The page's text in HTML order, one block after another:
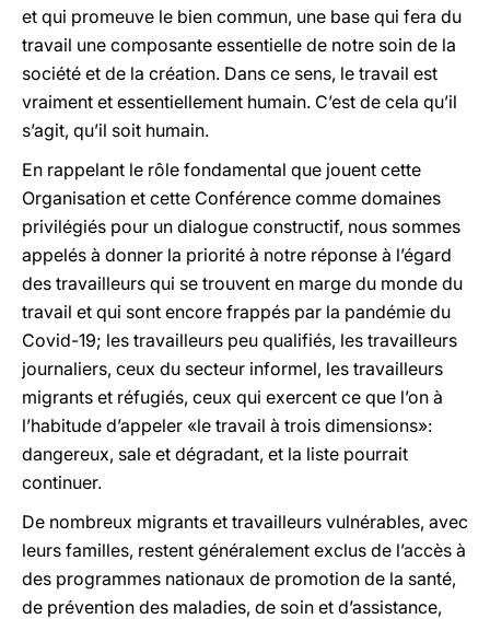
et qui promeuve le bien commun, une base qui fera du
travail une composante essentielle de notre soin de la
société et de la création. Dans ce sens, le travail est
vraiment et essentiellement humain. C’est de cela qu’il
s’agit, qu’il soit humain.
En rappelant le rôle fondamental que jouent cette
Organisation et cette Conférence comme domaines
privilégiés pour un dialogue constructif, nous sommes
appelés à donner la priorité à notre réponse à l’égard
des travailleurs qui se trouvent en marge du monde du
travail et qui sont encore frappés par la pandémie du
Covid-19; les travailleurs peu qualifiés, les travailleurs
journaliers, ceux du secteur informel, les travailleurs
migrants et réfugiés, ceux qui exercent ce que l’on à
l’habitude d’appeler «le travail à trois dimensions»:
dangereux, sale et dégradant, et la liste pourrait
continuer.
De nombreux migrants et travailleurs vulnérables, avec
leurs familles, restent généralement exclus de l’accès à
des programmes nationaux de promotion de la santé,
de prévention des maladies, de soin et d’assistance,